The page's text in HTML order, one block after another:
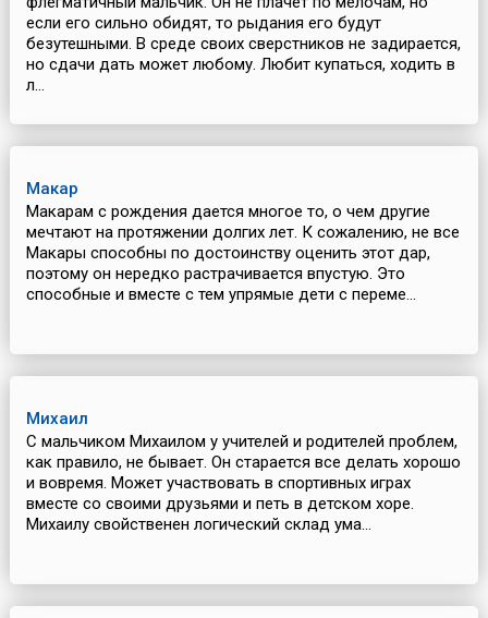
если его сильно обидят, то рыдания его будут
безутешными. В среде своих сверстников не задирается,
но сдачи дать может любому. Любит купаться, ходить в
л...
Макар
Макарам с рождения дается многое то, о чем другие
мечтают на протяжении долгих лет. К сожалению, не все
Макары способны по достоинству оценить этот дар,
поэтому он нередко растрачивается впустую. Это
способные и вместе с тем упрямые дети с переме...
Михаил
С мальчиком Михаилом у учителей и родителей проблем,
как правило, не бывает. Он старается все делать хорошо
и вовремя. Может участвовать в спортивных играх
вместе со своими друзьями и петь в детском хоре.
Михаилу свойственен логический склад ума...